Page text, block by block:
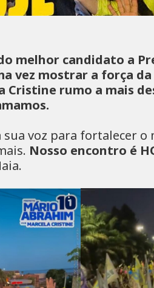
melhor candidato a
vez mostrar a força
Cristine rumo a mais
voz para fortalecer
Nosso encontro é